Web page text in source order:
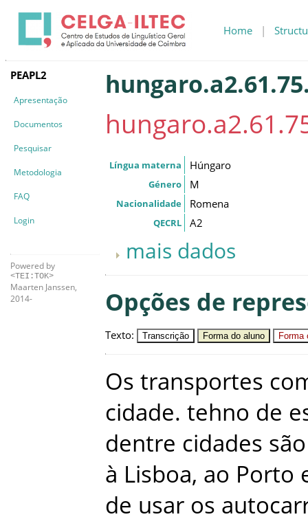
Home |
PEAPL2
Apresentação
Documentos
Pesquisar
Metodologia
FAQ
Login
Powered by
<TEI:TOK>
Maarten Janssen,
2014-
Língua materna Húngaro
Género M
Nacionalidade Romena
QECRL A2
mais dados
Opções de
Texto: Transcrição Forma do aluno Forma
Os transportes
cidade. tehno de
dentre cidades são
à Lisboa, ao Porto
de usar os